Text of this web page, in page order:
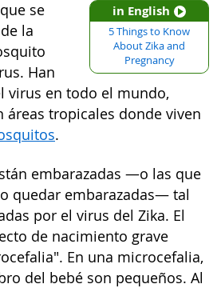
in English
5 Things to Know
About Zika and
Pregnancy
se
la
Han
virus en todo el mundo,
áreas tropicales donde viven
.
embarazadas —o las que
quedar embarazadas— tal
por el virus del Zika. El
de nacimiento grave
En una microcefalia,
del bebé son pequeños. Al